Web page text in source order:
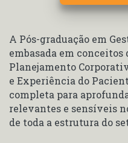
A Pós-graduação em
embasada em conceitos
Planejamento
e Experiência do
completa para
relevantes e sensíveis
de toda a estrutura do